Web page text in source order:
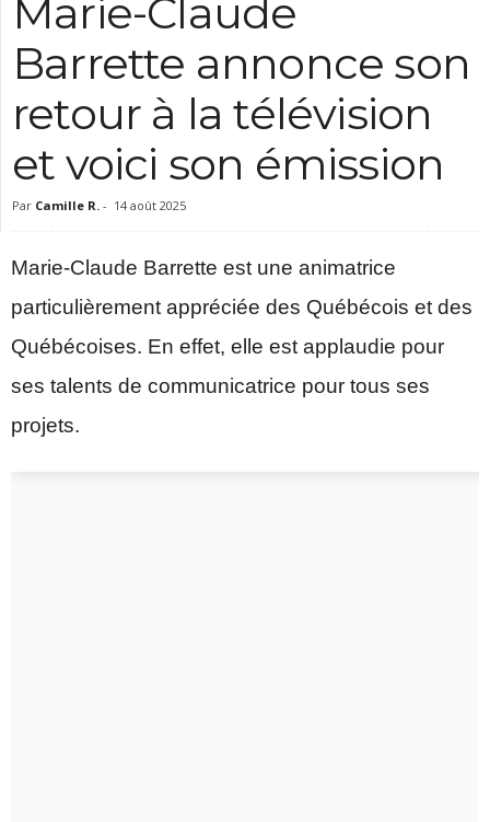
Marie-Claude
Barrette annonce son
retour à la télévision
et voici son émission
Par Camille R. - 14 août 2025
Marie-Claude Barrette est une animatrice
particulièrement appréciée des Québécois et des
Québécoises. En effet, elle est applaudie pour
ses talents de communicatrice pour tous ses
projets.